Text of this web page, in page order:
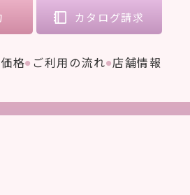
格 ご利用の流れ 店舗情報
カタログ請求